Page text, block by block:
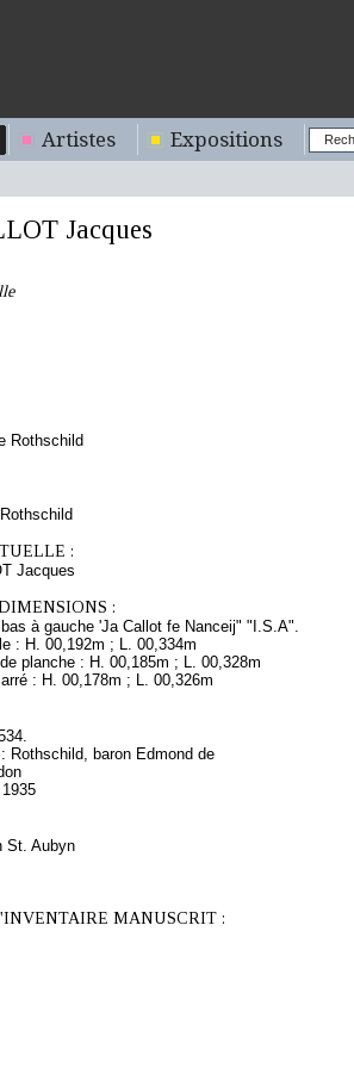
Artistes Expositions
Jacques
Rothschild
:
Jacques
:
à gauche 'Ja Callot fe Nanceij" "I.S.A".
: H. 00,192m ; L. 00,334m
planche : H. 00,185m ; L. 00,328m
: H. 00,178m ; L. 00,326m
Rothschild, baron Edmond de
St. Aubyn
MANUSCRIT :